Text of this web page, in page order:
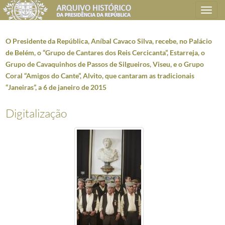
Toggle
navigation
Plano de classificação
Presidência da República
CC0218 Reportagens fotográficas
Fotografias de Natal do Presidente da República, Aníbal Cavaco Silva
O Presidente da República, Aníbal Cavaco Silva, recebe o Primeiro-
O Presidente da República, Aníbal Cavaco Silva, recebe a Ministra da
O Presidente da República, Aníbal Cavaco Silva, agracia duas
O Presidente da República, Aníbal Cavaco Silva dirige aos
O Presidente da República, Aníbal Cavaco Silva, recebe em
O Presidente da República, Aníbal Cavaco Silva, recebe, no Palácio
O Presidente da República, Aníbal Cavaco Silva, recebe, no Palácio
de Belém, o “Grupo de Cantares dos Reis Cercicanta”, Estarreja, o
Grupo de Cavaquinhos de Passos de Silgueiros, Viseu, e o Grupo
Coral “Amigos do Cante”, Alvito, que cantaram as tradicionais
“Janeiras”, a 6 de janeiro de 2015
Digitalização